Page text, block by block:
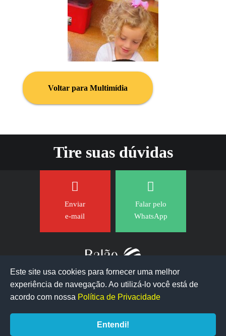
Voltar para Multimídia
Tire suas dúvidas
Enviar
e-mail
Falar pelo
WhatsApp
Este site usa cookies para fornecer uma melhor
experiência de navegação. Ao utilizá-lo você está de
acordo com nossa Política de Privacidade
Entendi!